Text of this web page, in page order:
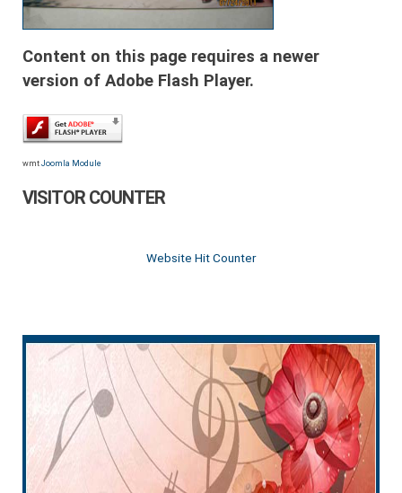
Content on this page requires a newer
version of Adobe Flash Player.
wmt Joomla Module
VISITOR COUNTER
Website Hit Counter